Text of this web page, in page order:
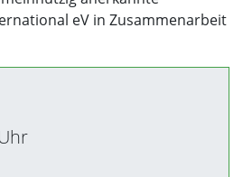
eV in Zusammenarbeit